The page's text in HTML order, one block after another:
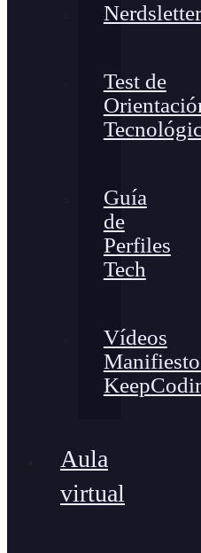
Nerdsletter
Test de
Guía
de
Perfiles
Tech
Vídeos
Aula
virtual